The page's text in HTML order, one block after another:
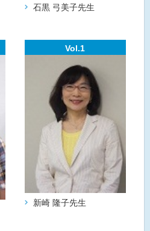
石黒 弓美子先生
Vol.1
新崎 隆子先生